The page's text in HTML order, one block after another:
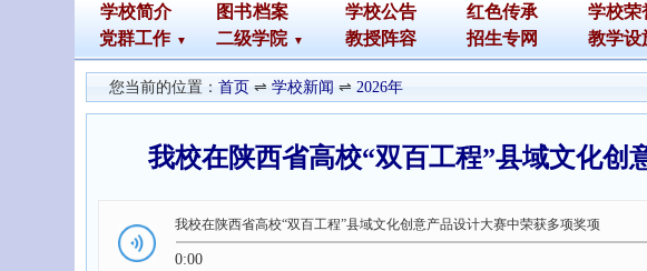
学校简介 图书档案 学校公告 红色传承 学校荣
党群工作
二级学院 教授阵容 招生专网 教学设
您当前的位置： 首页 ⇌ 学校新闻 ⇌ 2026年
我校在陕西省高校“双百工程”县域文化创
0:00
我校在陕西省高校“双百工程”县域文化创意产品设计大赛中荣获多项奖项